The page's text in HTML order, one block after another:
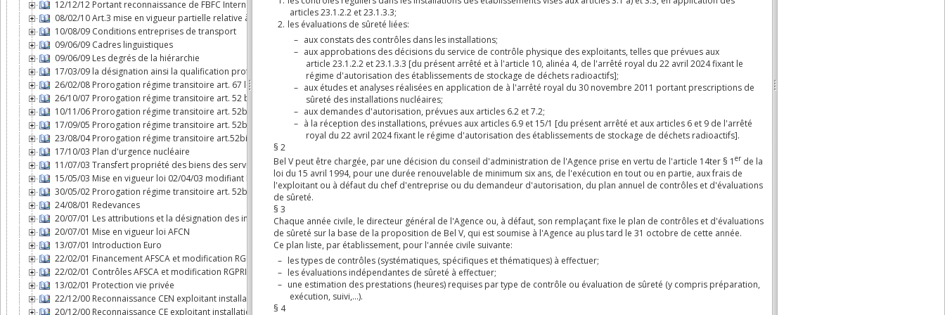
12/12/12 Portant reconnaissance de FBFC International comme exploitant d'une installation nucléaire
08/02/10 Art.3 mise en vigueur partielle relative à l'AFCN
10/08/09 Conditions entreprises de transport
09/06/09 Cadres linguistiques
09/06/09 Les degrés de la hiérarchie
17/03/09 la désignation ainsi la qualification professionnelle de conseillers à la sécurité pour le transport
26/02/08 Prorogation régime transitoire art. 67 loi AFCN
26/10/07 Prorogation régime transitoire art. 52 bis loi AFCN
10/11/06 Prorogation régime transitoire art. 52bis loi AFCN
17/09/05 Prorogation régime transitoire art. 52bis loi AFCN
23/08/04 Prorogation régime transitoire art.52bis loi AFCN
17/10/03 Plan d'urgence nucléaire
11/07/03 Transfert propriété des biens des services nucléaires à l'AFCN
15/05/03 Mise en vigueur loi 02/04/03 modifiant loi AFCN
30/05/02 Prorogation régime transitoire art. 52bis loi AFCN
24/08/01 Redevances
20/07/01 Les attributions et la désignation des inspecteurs nucléaire
20/07/01 Mise en vigueur loi AFCN
13/07/01 Introduction Euro
22/02/01 Financement AFSCA et modification RGPRI
22/02/01 Contrôles AFSCA et modification RGPRI
13/02/01 Protection vie privée
22/12/00 Reconnaissance CEN exploitant installation nucléaire
20/12/00 Reconnaissance CE exploitant installation nucléaire